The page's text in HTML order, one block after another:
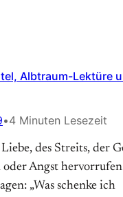
Albtraum-Lektüre
•4 Minuten Lesezeit
Liebe, des Streits, der
Angst
„Was schenke ich